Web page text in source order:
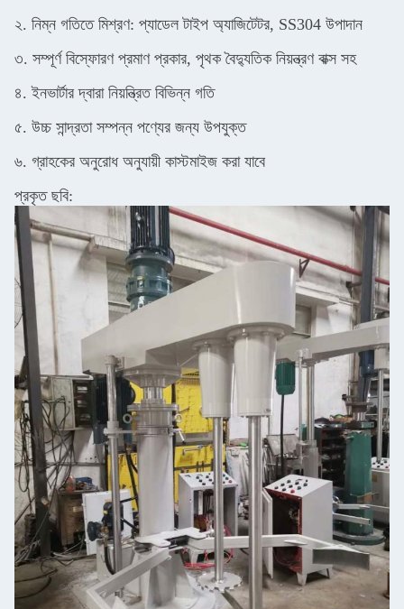
২. নিম্ন গতিতে মিশ্রণ: প্যাডেল টাইপ অ্যাজিটেটর, SS304 উপাদান
৩. সম্পূর্ণ বিস্ফোরণ প্রমাণ প্রকার, পৃথক বৈদ্যুতিক নিয়ন্ত্রণ বাক্স সহ
৪. ইনভার্টার দ্বারা নিয়ন্ত্রিত বিভিন্ন গতি
৫. উচ্চ সান্দ্রতা সম্পন্ন পণ্যের জন্য উপযুক্ত
৬. গ্রাহকের অনুরোধ অনুযায়ী কাস্টমাইজ করা যাবে
প্রকৃত ছবি: